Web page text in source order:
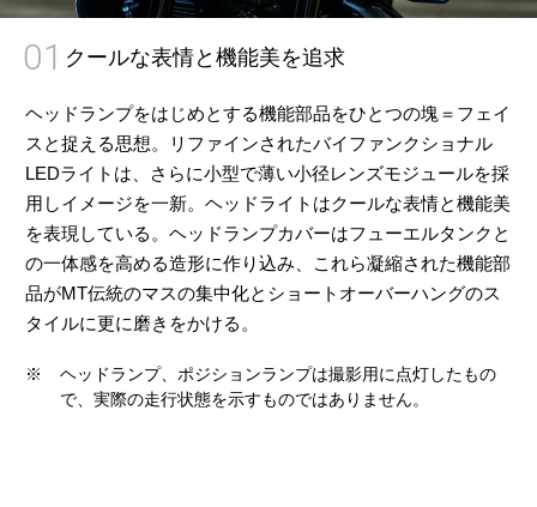
01 クールな表情と機能美を追求
ヘッドランプをはじめとする機能部品をひとつの塊＝フェイ
スと捉える思想。リファインされたバイファンクショナル
LEDライトは、さらに小型で薄い小径レンズモジュールを採
用しイメージを一新。ヘッドライトはクールな表情と機能美
を表現している。ヘッドランプカバーはフューエルタンクと
の一体感を高める造形に作り込み、これら凝縮された機能部
品がMT伝統のマスの集中化とショートオーバーハングのス
タイルに更に磨きをかける。
※
ヘッドランプ、ポジションランプは撮影用に点灯したもの
で、実際の走行状態を示すものではありません。